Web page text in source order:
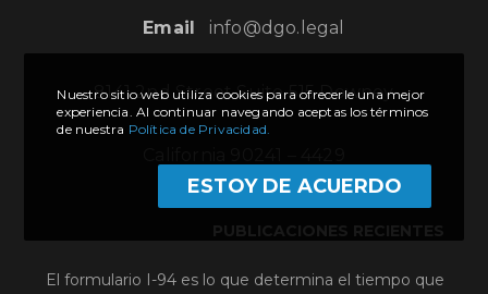
Email info@dgo.legal
8141 2nd Street Suite 515 Downey
El formulario I-94 es lo que determina el tiempo que
Nuestro sitio web utiliza cookies para ofrecerle una mejor
experiencia. Al continuar navegando aceptas los términos
de nuestra Política de Privacidad.
ESTOY DE ACUERDO